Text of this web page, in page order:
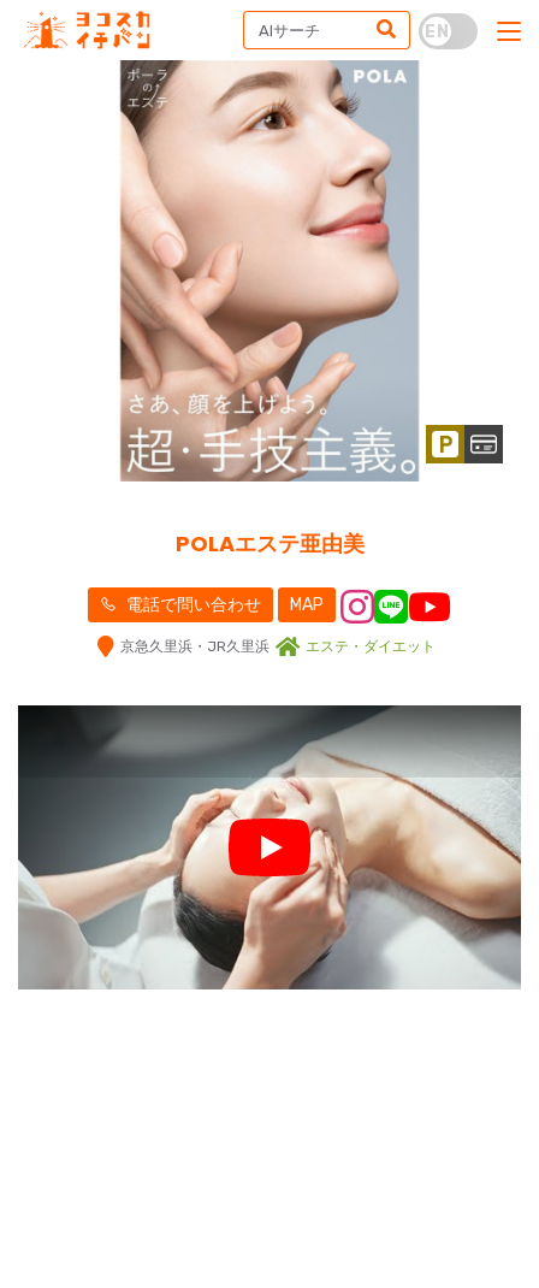
POLAエステ亜由美
電話で問い合わせ MAP
京急久里浜・JR久里浜 エステ・ダイエット
Play